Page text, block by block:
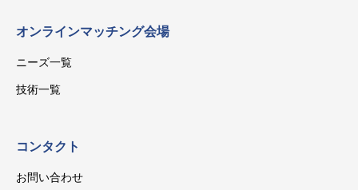
オンラインマッチング会場
ニーズ一覧
技術一覧
コンタクト
お問い合わせ